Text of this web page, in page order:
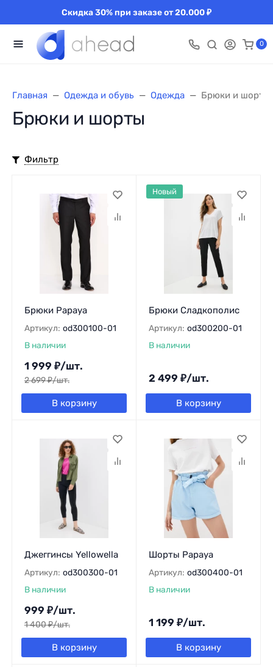
Скидка 30% при заказе от 20.000 ₽
0
Главная Одежда и обувь Одежда Брюки и шорты
Брюки и шорты
Фильтр
Брюки Papaya
Артикул: od300100-01
В наличии
1 999 ₽/шт.
2 699₽/шт.
В корзину
Брюки Сладкополис
Артикул: od300200-01
В наличии
2 499 ₽/шт.
В корзину
Новый
Джеггинсы Yellowella
Артикул: od300300-01
В наличии
999 ₽/шт.
1 400₽/шт.
В корзину
Шорты Papaya
Артикул: od300400-01
В наличии
1 199 ₽/шт.
В корзину